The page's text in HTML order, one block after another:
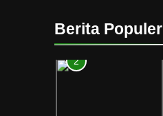
Berita Populer
3